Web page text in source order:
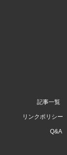
記事一覧
リンクポリシー
Q&A